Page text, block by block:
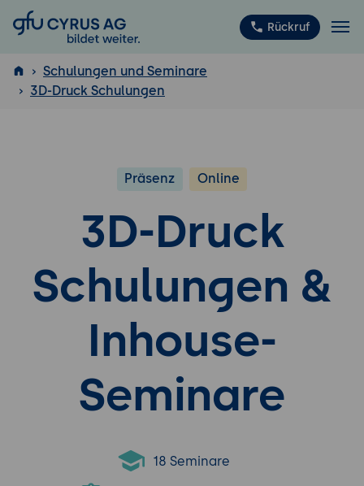
GFU Cyrus AG Rückruf
ISTQB
Schulungen und Seminare
3D-Druck Schulungen
Präsenz Online
3D-Druck
Schulungen &
Inhouse-
Seminare
18 Seminare